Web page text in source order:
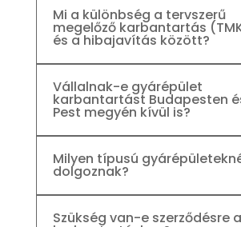
Mi a különbség a tervszerű
megelőző karbantartás
és a hibajavítás között?
Vállalnak-e gyárépület
karbantartást Budapesten
Pest megyén kívül is?
Milyen típusú
dolgoznak?
Szükség van-e szerződésre a